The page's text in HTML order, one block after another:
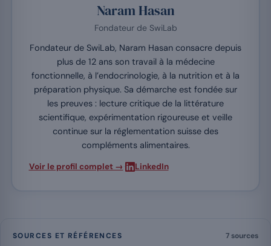
Naram Hasan
Fondateur de SwiLab
Fondateur de SwiLab, Naram Hasan consacre depuis
plus de 12 ans son travail à la médecine
fonctionnelle, à l’endocrinologie, à la nutrition et à la
préparation physique. Sa démarche est fondée sur
les preuves : lecture critique de la littérature
scientifique, expérimentation rigoureuse et veille
continue sur la réglementation suisse des
compléments alimentaires.
Voir le profil complet → LinkedIn
SOURCES ET RÉFÉRENCES 7 sources